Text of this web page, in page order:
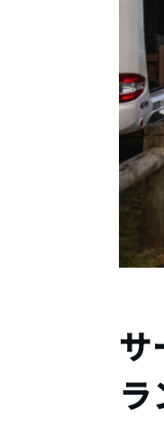
サ
ラ